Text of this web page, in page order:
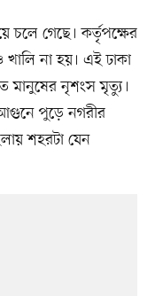
গেছে। কর্তৃপক্ষের
না হয়। এই ঢাকা
মানুষের নৃশংস মৃত্যু।
পুড়ে নগরীর
শহরটা যেন